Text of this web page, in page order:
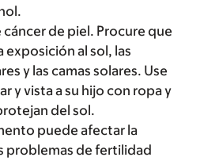
cáncer de piel. Procure que
exposición al sol, las
y las camas solares. Use
y vista a su hijo con ropa y
del sol.
puede afectar la
problemas de fertilidad